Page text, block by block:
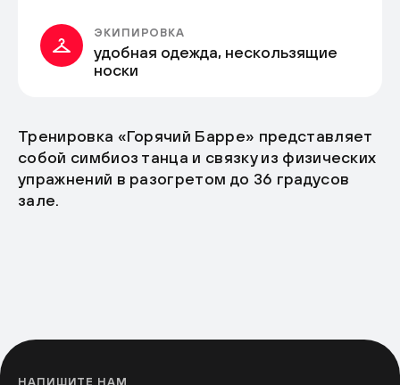
ЭКИПИРОВКА
удобная одежда, нескользящие
носки
Тренировка «Горячий Барре» представляет
собой симбиоз танца и связку из физических
упражнений в разогретом до 36 градусов
зале.
НАПИШИТЕ НАМ